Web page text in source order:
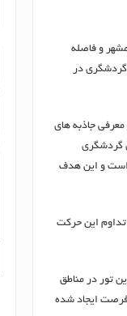
و فاصله
گردشگری در
جاذبه های
گردشگری
است و این هدف
این حرکت
شده این تور در مناطق
فرصت ایجاد شده